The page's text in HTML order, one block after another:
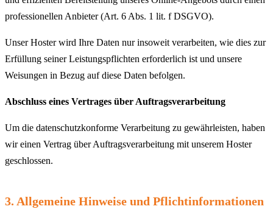
professionellen Anbieter (Art. 6 Abs. 1 lit. f DSGVO).
Unser Hoster wird Ihre Daten nur insoweit verarbeiten, wie dies zur
Erfüllung seiner Leistungspflichten erforderlich ist und unsere
Weisungen in Bezug auf diese Daten befolgen.
Abschluss eines Vertrages über Auftragsverarbeitung
Um die datenschutzkonforme Verarbeitung zu gewährleisten, haben
wir einen Vertrag über Auftragsverarbeitung mit unserem Hoster
geschlossen.
3. Allgemeine Hinweise und Pflichtinformationen